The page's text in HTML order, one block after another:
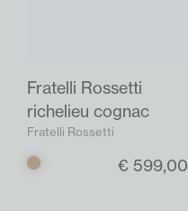
Fratelli Rossetti
richelieu cognac
Fratelli Rossetti
Cognac € 599,00